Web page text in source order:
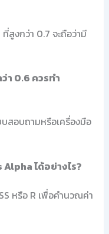
สูงกว่า 0.7 จะถือว่ามี
า 0.6 ควรทำ
สอบถามหรือเครื่องมือ
ได้อย่างไร?
หรือ R เพื่อคำนวณค่า